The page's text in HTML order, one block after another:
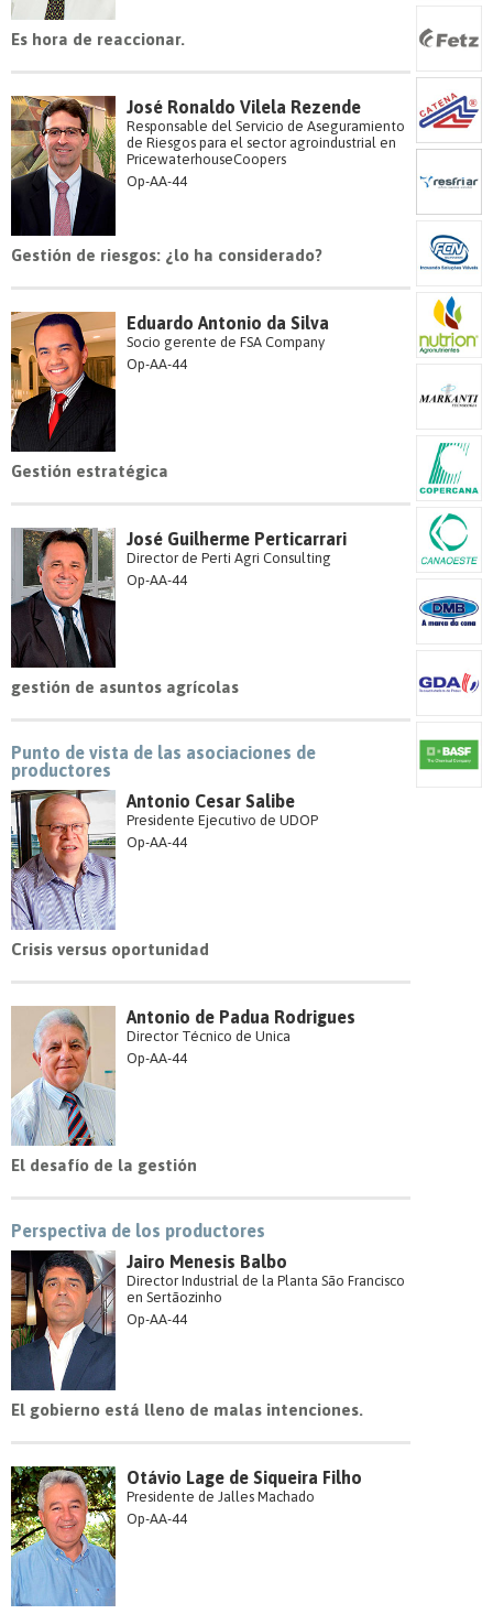
Es hora de reaccionar.
José Ronaldo Vilela Rezende
Responsable del Servicio de Aseguramiento
de Riesgos para el sector agroindustrial en
PricewaterhouseCoopers
Op-AA-44
Gestión de riesgos: ¿lo ha considerado?
Eduardo Antonio da Silva
Socio gerente de FSA Company
Op-AA-44
Gestión estratégica
José Guilherme Perticarrari
Director de Perti Agri Consulting
Op-AA-44
gestión de asuntos agrícolas
Punto de vista de las asociaciones de
productores
Antonio Cesar Salibe
Presidente Ejecutivo de UDOP
Op-AA-44
Crisis versus oportunidad
Antonio de Padua Rodrigues
Director Técnico de Unica
Op-AA-44
El desafío de la gestión
Perspectiva de los productores
Jairo Menesis Balbo
Director Industrial de la Planta São Francisco
en Sertãozinho
Op-AA-44
El gobierno está lleno de malas intenciones.
Otávio Lage de Siqueira Filho
Presidente de Jalles Machado
Op-AA-44